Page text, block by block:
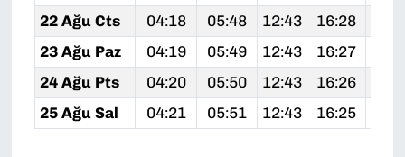
22 Ağu Cts
04:18 05:48 12:43 16:28
23 Ağu Paz
04:19 05:49 12:43 16:27
24 Ağu Pts
04:20 05:50 12:43 16:26
25 Ağu Sal
04:21 05:51 12:43 16:25